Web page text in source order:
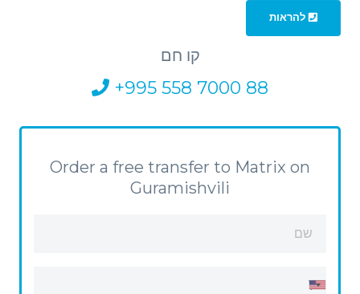
להראות
קו חם
+995 558 7000 88
Order a free transfer to Matrix on
Guramishvili